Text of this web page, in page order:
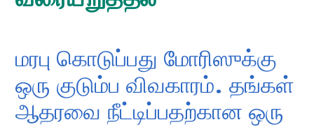
மரபு கொடுப்பது மோரிஸுக்கு
ஒரு குடும்ப விவகாரம். தங்கள்
ஆதரவை நீட்டிப்பதற்கான ஒரு